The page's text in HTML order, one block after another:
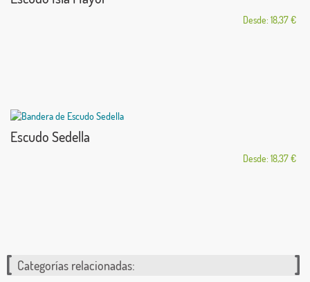
Desde: 18,37 €
Escudo Sedella
Desde: 18,37 €
Categorías relacionadas: